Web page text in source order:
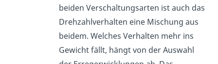
beiden Verschaltungsarten ist auch das
Drehzahlverhalten eine Mischung aus
beidem. Welches Verhalten mehr ins
Gewicht fällt, hängt von der Auswahl